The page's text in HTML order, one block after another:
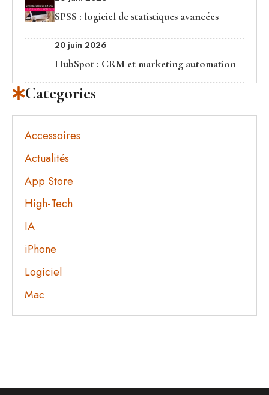
SPSS : logiciel de statistiques avancées
20 juin 2026
HubSpot : CRM et marketing automation
Categories
Accessoires
Actualités
App Store
High-Tech
IA
iPhone
Logiciel
Mac